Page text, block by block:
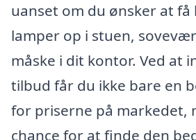
uanset om du ønsker at
lamper op i stuen,
måske i dit kontor. Ved at
tilbud får du ikke bare en
for priserne på markedet,
chance for at finde den